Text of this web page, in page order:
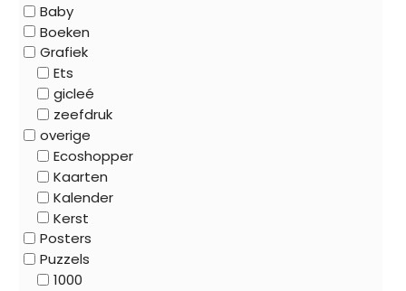
Baby
Boeken
Grafiek
Ets
gicleé
zeefdruk
overige
Ecoshopper
Kaarten
Kalender
Kerst
Posters
Puzzels
1000